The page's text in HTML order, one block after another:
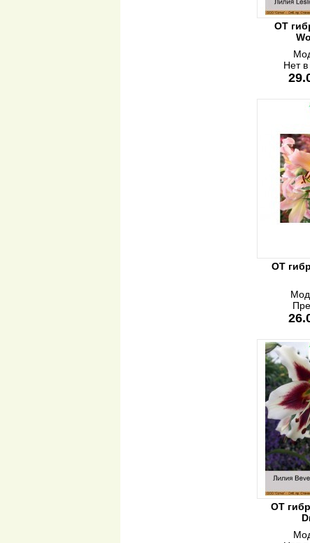
ОТ
Нет
ОТ
ОТ